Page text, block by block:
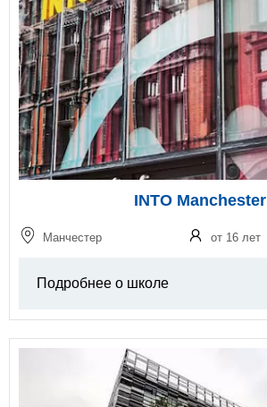
INTO Manchester
Манчестер от 16 лет
Подробнее о школе